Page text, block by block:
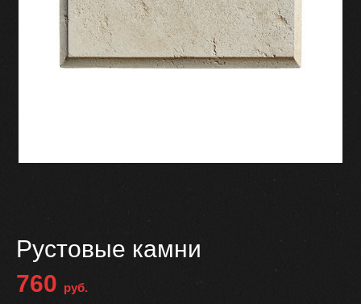
Рустовые камни
760 руб.